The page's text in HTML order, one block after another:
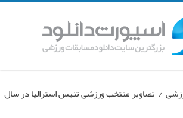
/ تصاویر منتخب ورزشی تنیس استرالیا در سال